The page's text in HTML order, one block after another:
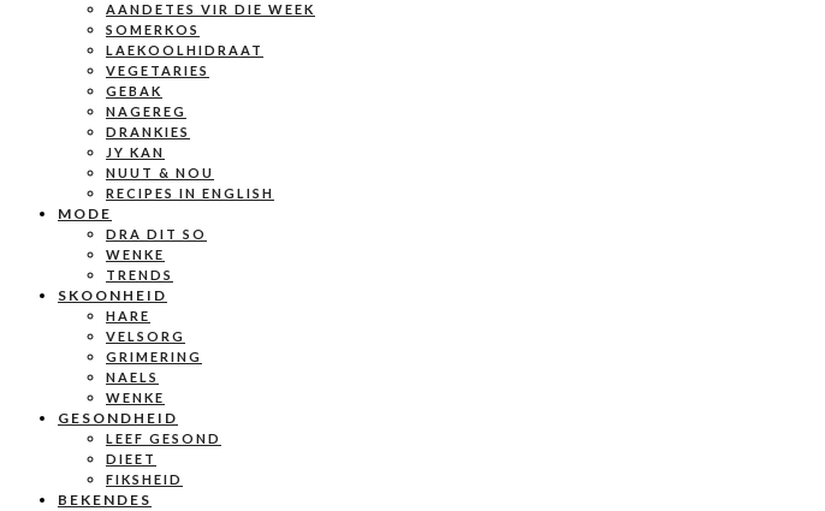
AANDETES VIR DIE WEEK
SOMERKOS
LAEKOOLHIDRAAT
VEGETARIES
GEBAK
NAGEREG
DRANKIES
JY KAN
NUUT & NOU
RECIPES IN ENGLISH
MODE
DRA DIT SO
WENKE
TRENDS
SKOONHEID
HARE
VELSORG
GRIMERING
NAELS
WENKE
GESONDHEID
LEEF GESOND
DIEET
FIKSHEID
BEKENDES